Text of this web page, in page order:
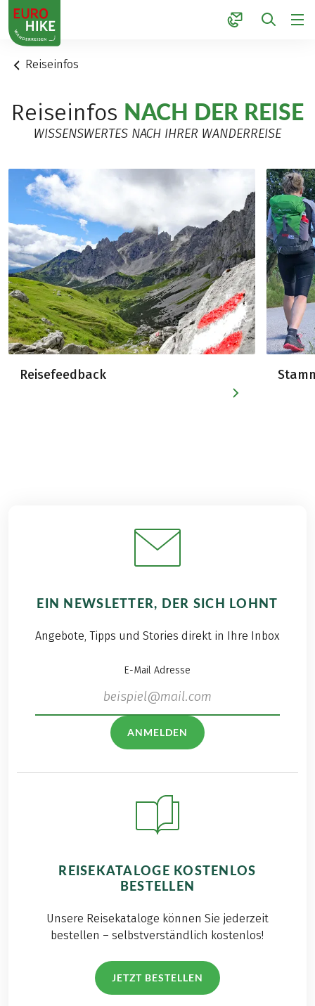
1
Reiseinfos
Reiseinfos NACH DER REISE
WISSENSWERTES NACH IHRER WANDERREISE
Reisefeedback
EIN NEWSLETTER, DER SICH LOHNT
Angebote, Tipps und Stories direkt in Ihre Inbox
E-Mail Adresse
ANMELDEN
REISEKATALOGE KOSTENLOS
BESTELLEN
Unsere Reisekataloge können Sie jederzeit
bestellen – selbstverständlich kostenlos!
JETZT BESTELLEN